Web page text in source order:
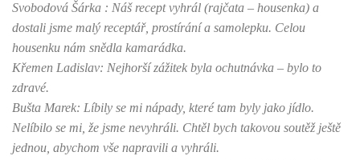
Svobodová Šárka : Náš recept vyhrál (rajčata – housenka) a
dostali jsme malý receptář, prostírání a samolepku. Celou
housenku nám snědla kamarádka.
Křemen Ladislav: Nejhorší zážitek byla ochutnávka – bylo to
zdravé.
Bušta Marek: Líbily se mi nápady, které tam byly jako jídlo.
Nelíbilo se mi, že jsme nevyhráli. Chtěl bych takovou soutěž ještě
jednou, abychom vše napravili a vyhráli.